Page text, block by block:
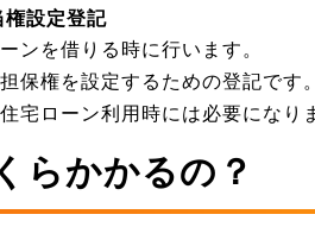
設定登記
ンを借りる時に行います。
保権を設定するための登記です。
宅ローン利用時には必要になり
らかかるの？